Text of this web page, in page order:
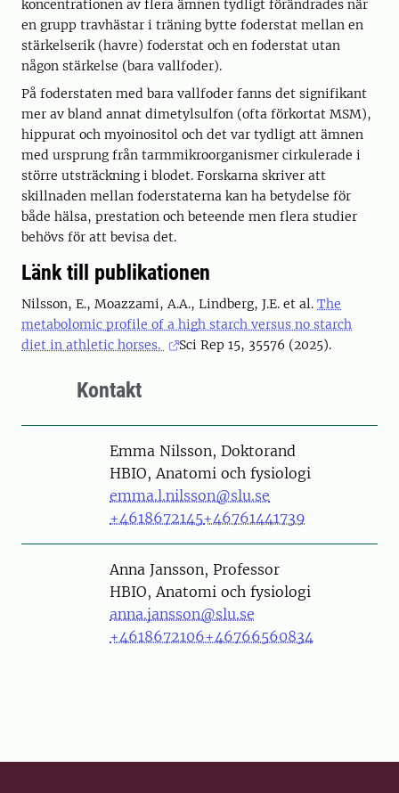
koncentrationen av flera ämnen tydligt förändrades när
en grupp travhästar i träning bytte foderstat mellan en
stärkelserik (havre) foderstat och en foderstat utan
någon stärkelse (bara vallfoder).
På foderstaten med bara vallfoder fanns det signifikant
mer av bland annat dimetylsulfon (ofta förkortat MSM),
hippurat och myoinositol och det var tydligt att ämnen
med ursprung från tarmmikroorganismer cirkulerade i
större utsträckning i blodet. Forskarna skriver att
skillnaden mellan foderstaterna kan ha betydelse för
både hälsa, prestation och beteende men flera studier
behövs för att bevisa det.
Länk till publikationen
Nilsson, E., Moazzami, A.A., Lindberg, J.E. et al. The
metabolomic profile of a high starch versus no starch
diet in athletic horses.
Sci Rep 15, 35576 (2025).
Kontakt
PersonEmma Nilsson, Doktorand
HBIO, Anatomi och fysiologi
emma.l.nilsson@slu.se
+4618672145+46761441739
PersonAnna Jansson, Professor
HBIO, Anatomi och fysiologi
anna.jansson@slu.se
+4618672106+46766560834